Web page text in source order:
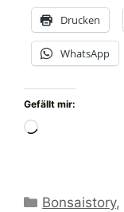
Drucken
WhatsApp
Gefällt mir:
Wird
Kategorien
Bonsaistory,